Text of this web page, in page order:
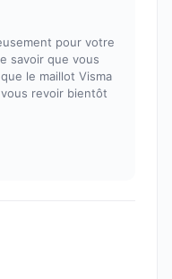
pour votre
savoir que vous
le maillot Visma
revoir bientôt